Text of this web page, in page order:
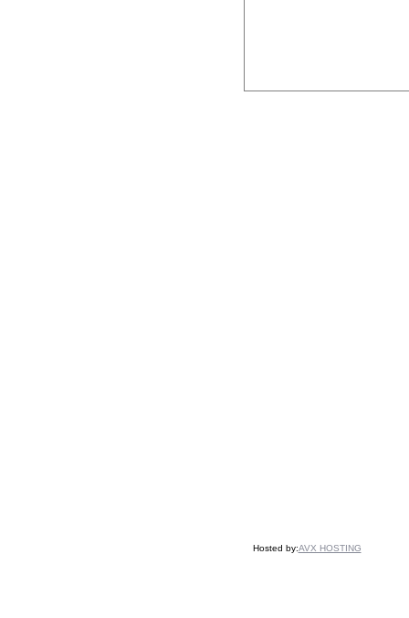
Hosted by:AVX HOSTING